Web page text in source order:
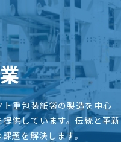
重包装紙袋の製造を中心
供しています。伝統と革新
題を解決します。